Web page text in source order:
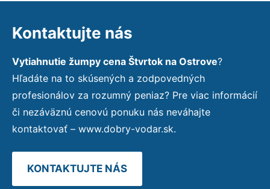
Kontaktujte nás
Vytiahnutie žumpy cena Štvrtok na Ostrove?
Hľadáte na to skúsených a zodpovedných
profesionálov za rozumný peniaz? Pre viac informácií
či nezáväznú cenovú ponuku nás neváhajte
kontaktovať – www.dobry-vodar.sk.
KONTAKTUJTE NÁS